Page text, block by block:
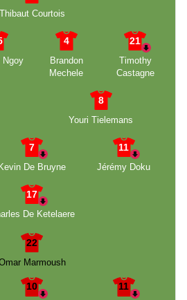
Thibaut Courtois
Ngoy
4
Brandon
Mechele
21
Timothy
Castagne
8
Youri Tielemans
7
Kevin De Bruyne
11
Jérémy Doku
17
De Ketelaere
22
Marmoush
10
11